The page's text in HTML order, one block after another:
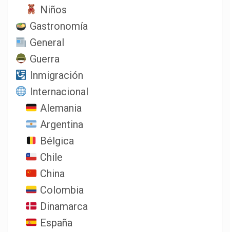
Niños
Gastronomía
General
Guerra
Inmigración
Internacional
Alemania
Argentina
Bélgica
Chile
China
Colombia
Dinamarca
España